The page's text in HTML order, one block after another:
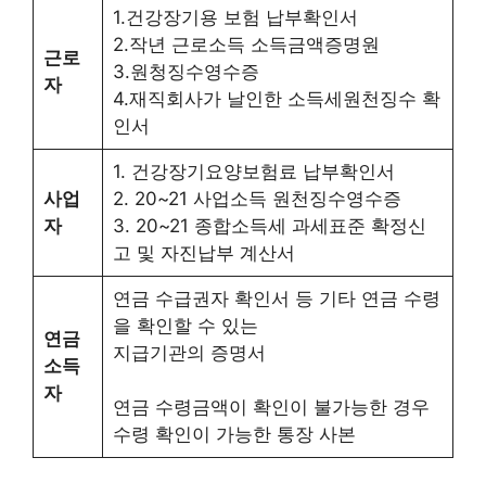
근로
자
1.건강장기용 보험 납부확인서
2.작년 근로소득 소득금액증명원
3.원청징수영수증
4.재직회사가 날인한 소득세원천징수 확
인서
사업
자
1. 건강장기요양보험료 납부확인서
2. 20~21 사업소득 원천징수영수증
3. 20~21 종합소득세 과세표준 확정신
고 및 자진납부 계산서
연금
소득
자
연금 수급권자 확인서 등 기타 연금 수령
을 확인할 수 있는
지급기관의 증명서
연금 수령금액이 확인이 불가능한 경우
수령 확인이 가능한 통장 사본